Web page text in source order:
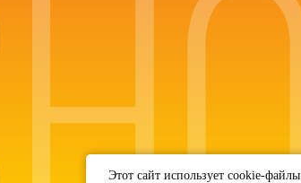
Этот сайт использует cookie-файлы